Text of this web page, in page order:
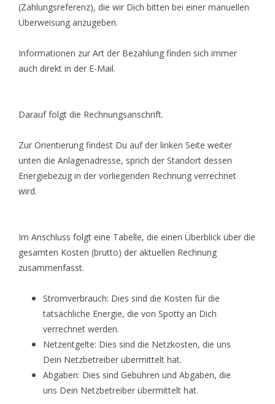
(Zahlungsreferenz), die wir Dich bitten bei einer manuellen
Überweisung anzugeben.
Informationen zur Art der Bezahlung finden sich immer
auch direkt in der E-Mail.
Darauf folgt die Rechnungsanschrift.
Zur Orientierung findest Du auf der linken Seite weiter
unten die Anlagenadresse, sprich der Standort dessen
Energiebezug in der vorliegenden Rechnung verrechnet
wird.
Im Anschluss folgt eine Tabelle, die einen Überblick über die
gesamten Kosten (brutto) der aktuellen Rechnung
zusammenfasst.
Stromverbrauch: Dies sind die Kosten für die
tatsächliche Energie, die von Spotty an Dich
verrechnet werden.
Netzentgelte: Dies sind die Netzkosten, die uns
Dein Netzbetreiber übermittelt hat.
Abgaben: Dies sind Gebühren und Abgaben, die
uns Dein Netzbetreiber übermittelt hat.